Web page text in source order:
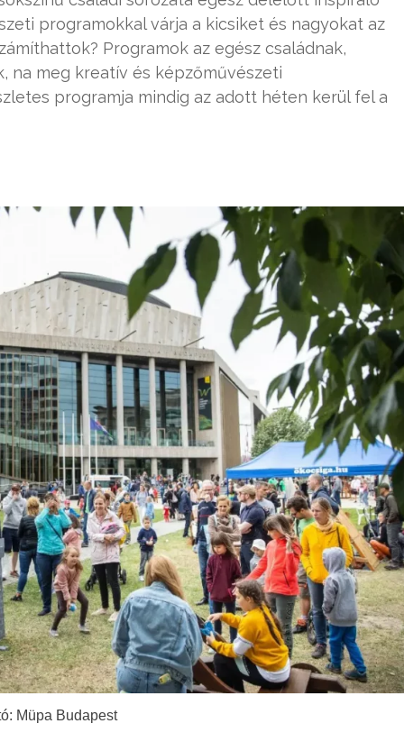
programokkal várja a kicsiket és nagyokat az
Programok az egész családnak,
na meg kreatív és képzőművészeti
programja mindig az adott héten kerül fel a
Müpa Budapest